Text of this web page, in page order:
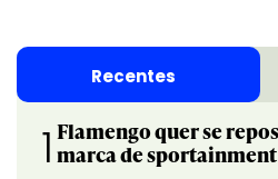
Recentes
1 Flamengo quer se
marca de sportainment